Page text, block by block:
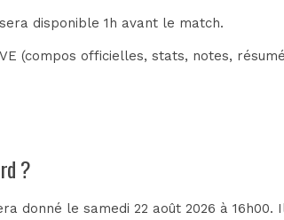
disponible 1h avant le match.
(compos officielles, stats, notes,
?
donné le samedi 22 août 2026 à